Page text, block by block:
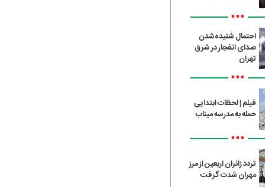
•••
احتمال شنیده‌شدن
صدای انفجار در شرق
تهران
•••
فیلم | لحظات ابتدایی
حمله به مدرسه میناب
•••
تردد زائران اربعین از مرز
مهران شدت گرفت